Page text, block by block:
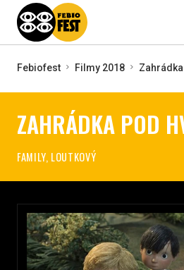
Febiofest Filmy 2018
ZAHRÁDKA POD
FAMILY, LOUTKOVÝ